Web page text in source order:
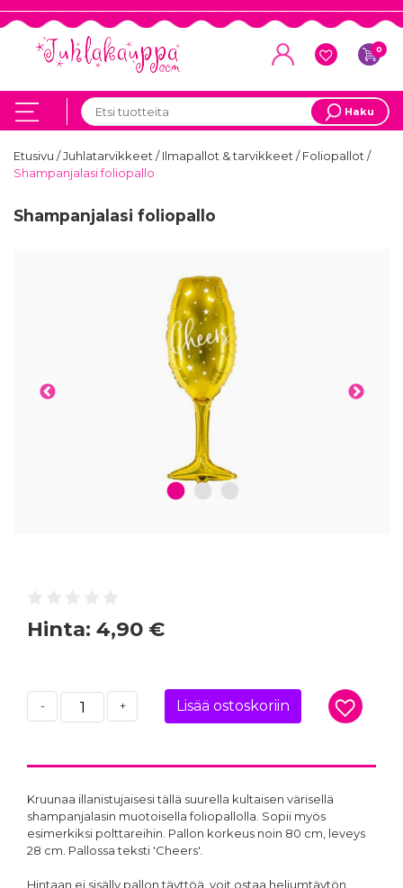
0
Haku
Etusivu /Juhlatarvikkeet/Ilmapallot & tarvikkeet/Foliopallot/
Shampanjalasi foliopallo
Shampanjalasi foliopallo
1 2 3
Hinta: 4,90 €
- + Lisää ostoskoriin
Kruunaa illanistujaisesi tällä suurella kultaisen värisellä
shampanjalasin muotoisella foliopallolla. Sopii myös
esimerkiksi polttareihin. Pallon korkeus noin 80 cm, leveys
28 cm. Pallossa teksti 'Cheers'.
Hintaan ei sisälly pallon täyttöä, voit ostaa heliumtäytön